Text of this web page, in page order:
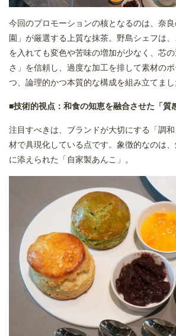
今回のプロモーションの核となるのは、奈
園」が厳選する上質な抹茶。野島シェフは
を入れても変色や苦味の増加が少なく、芯
さ」を信頼し、過度な加工を排して素材の
つ、論理的かつ本質的な構成を組み立てまし
■技術的視点：和食の知恵を融合させた「質
注目すべきは、ブランドが大切にする「調
材で具現化している点です。象徴的なのは
に添えられた「自家製あんこ」。